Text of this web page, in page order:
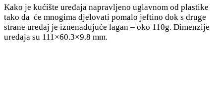
Kako je kućište uređaja napravljeno uglavnom od plastike
tako da će mnogima djelovati pomalo jeftino dok s druge
strane uređaj je iznenađujuće lagan – oko 110g. Dimenzije
uređaja su 111×60.3×9.8 mm.